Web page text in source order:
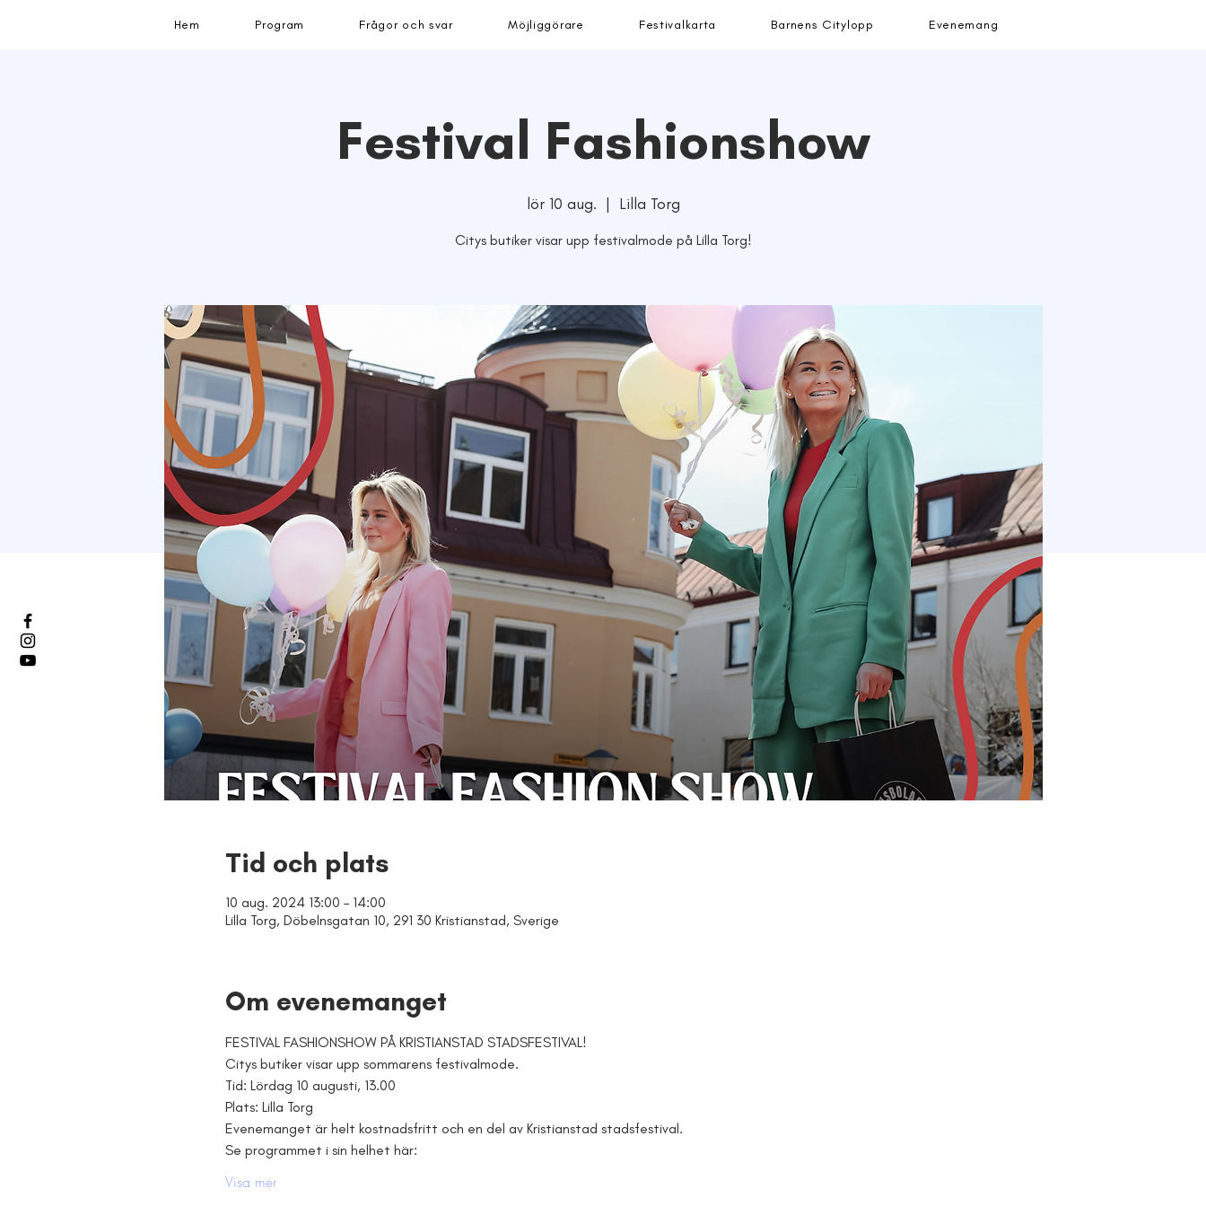
Hem Program Frågor och svar Möjliggörare Festivalkarta Barnens Citylopp Evenemang
Festival Fashionshow
lör 10 aug.
  |
Lilla Torg
Citys butiker visar upp festivalmode på Lilla Torg!
Tid och plats
10 aug. 2024 13:00 – 14:00
Lilla Torg, Döbelnsgatan 10, 291 30 Kristianstad, Sverige
Om evenemanget
FESTIVAL FASHIONSHOW PÅ KRISTIANSTAD STADSFESTIVAL!
Citys butiker visar upp sommarens festivalmode.
Tid: Lördag 10 augusti, 13.00
Plats: Lilla Torg
Evenemanget är helt kostnadsfritt och en del av Kristianstad stadsfestival.
Se programmet i sin helhet här:
Visa mer